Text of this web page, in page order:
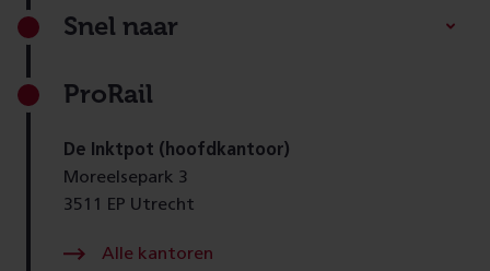
Footer
Snel naar
ProRail
De Inktpot (hoofdkantoor)
Moreelsepark 3
3511 EP Utrecht
Alle kantoren